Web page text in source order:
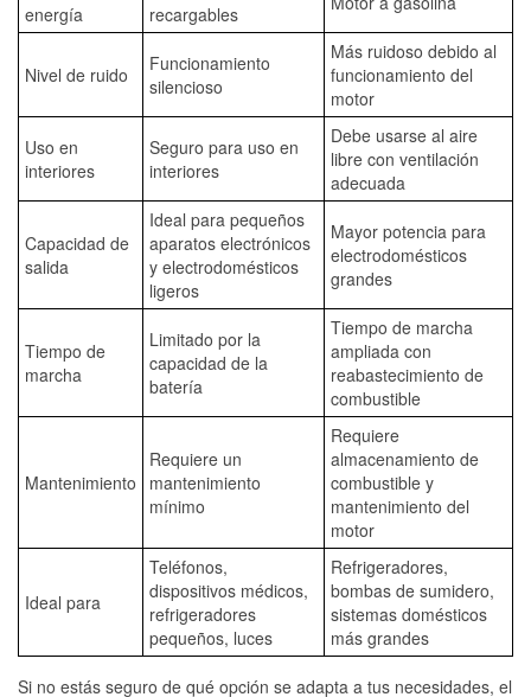
energía
recargables
Nivel de ruido
Funcionamiento
silencioso
Más ruidoso debido al
funcionamiento del
motor
Uso en
interiores
Seguro para uso en
interiores
Debe usarse al aire
libre con ventilación
adecuada
Capacidad de
salida
Ideal para pequeños
aparatos electrónicos
y electrodomésticos
ligeros
Mayor potencia para
electrodomésticos
grandes
Tiempo de
marcha
Limitado por la
capacidad de la
batería
Tiempo de marcha
ampliada con
reabastecimiento de
combustible
Mantenimiento
Requiere un
mantenimiento
mínimo
Requiere
almacenamiento de
combustible y
mantenimiento del
motor
Ideal para
Teléfonos,
dispositivos médicos,
refrigeradores
pequeños, luces
Refrigeradores,
bombas de sumidero,
sistemas domésticos
más grandes
Si no estás seguro de qué opción se adapta a tus necesidades, el